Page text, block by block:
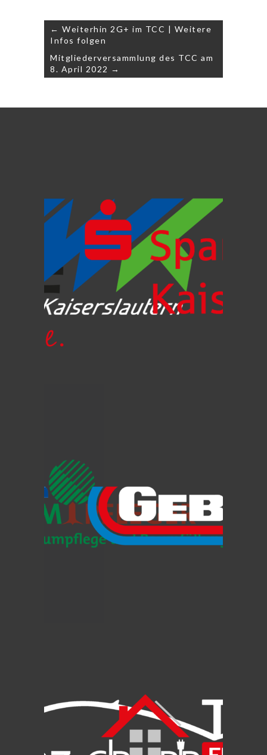
Beitragsnavigation
← Weiterhin 2G+ im TCC | Weitere
Infos folgen
Mitgliederversammlung des TCC am
8. April 2022 →